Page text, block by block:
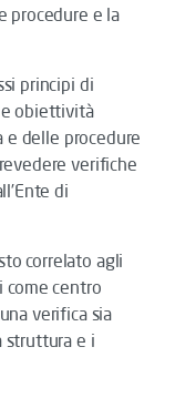
procedure e la
principi di
obiettività
delle procedure
verifiche
di
correlato agli
come centro
verifica sia
struttura e i